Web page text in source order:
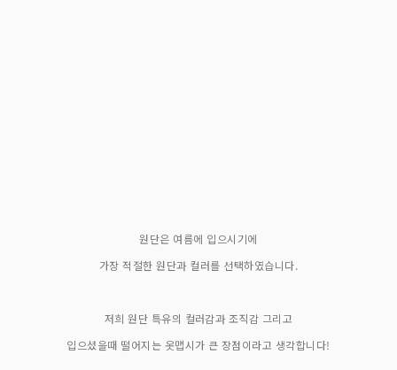
원단은 여름에 입으시기에
가장 적절한 원단과 컬러를 선택하였습니다.
저희 원단 특유의 컬러감과 조직감 그리고
입으셨을때 떨어지는 옷맵시가 큰 장점이라고 생각합니다!